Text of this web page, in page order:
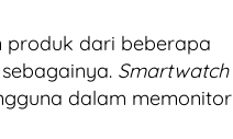
produk dari beberapa
Smartwatch
dalam memonitor